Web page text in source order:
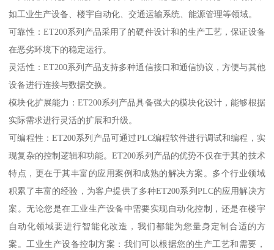
如工业生产设备、楼宇自动化、交通运输系统、能源管理等领域。
可靠性：ET200系列产品采用了的硬件设计和的生产工艺，保证设备
在恶劣环境下的稳定运行。
灵活性：ET200系列产品支持多种通信接口和通信协议，方便与其他
设备进行连接与数据交换。
模块化扩展能力：ET200系列产品具备强大的模块化设计，能够根据
实际需求进行灵活的扩展和升级。
可编程性：ET200系列产品可通过PLC编程软件进行调试和编程，实
现复杂的控制逻辑和功能。ET200系列产品的优势不仅在于其的技术
特点，更在于其丰富的应用案例和成熟的解决方案。多个行业领域
积累了丰富的经验，为客户提供了多种ET200系列PLC的应用解决方
案。无论您是在工业生产设备中需要实现自动化控制，还是在楼宇
自动化领域要进行智能化改造，我们都能为您量身定制合适的方
案。工业生产设备控制方案：我们可以根据您的生产工艺和需要，